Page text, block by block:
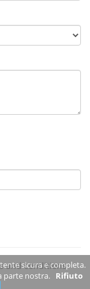
and conditions
sicura e completa.
parte nostra. Rifiuto